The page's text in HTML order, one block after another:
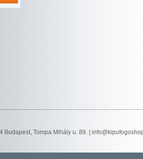
Budapest, Tompa Mihály u. 89. |